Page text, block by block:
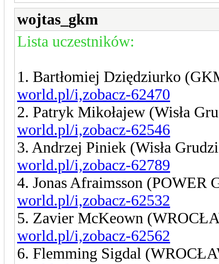
wojtas_gkm
Lista uczestników:
1. Bartłomiej Dziędziurko
world.pl/i,zobacz-62470
2. Patryk Mikołajew (Wisła
world.pl/i,zobacz-62546
3. Andrzej Piniek (Wisła
world.pl/i,zobacz-62789
4. Jonas Afraimsson (POWER
world.pl/i,zobacz-62532
5. Zavier McKeown
world.pl/i,zobacz-62562
6. Flemming Sigdal